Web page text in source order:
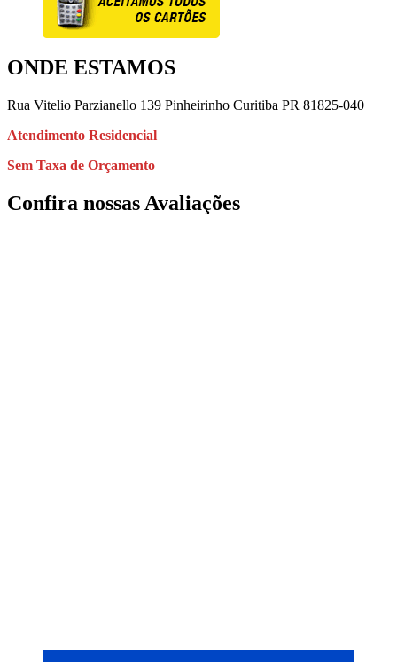
ONDE ESTAMOS
Rua Vitelio Parzianello 139 Pinheirinho Curitiba PR 81825-040
Atendimento Residencial
Sem Taxa de Orçamento
Confira nossas Avaliações